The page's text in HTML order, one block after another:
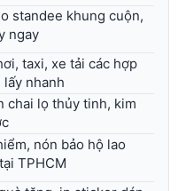
standee khung cuộn,
ngay
taxi, xe tải các hợp
lấy nhanh
chai lọ thủy tinh, kim
nón bảo hộ lao
TPHCM